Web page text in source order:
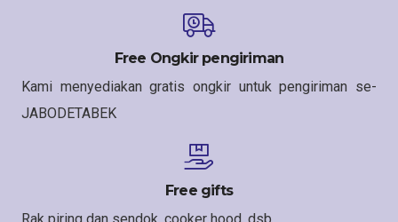
Free Ongkir pengiriman
Kami menyediakan gratis ongkir untuk pengiriman se-
JABODETABEK
Free gifts